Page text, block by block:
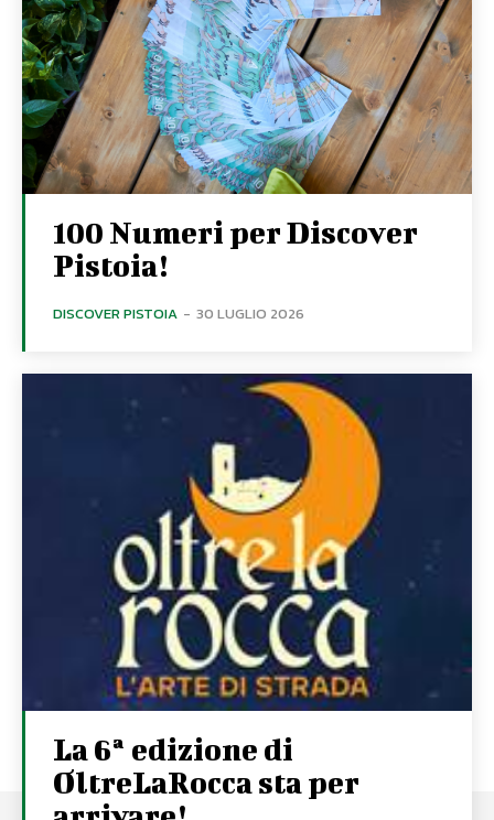
100 Numeri per Discover
Pistoia!
DISCOVER PISTOIA - 30 LUGLIO 2026
La 6ª edizione di
OltreLaRocca sta per